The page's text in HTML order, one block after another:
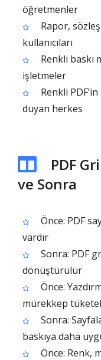
öğretmenler
Rapor,
kullanıcıları
Renkli baskı
işletmeler
Renkli
duyan herkes
PDF
ve Sonra
Önce: PDF
vardır
Sonra: PDF
dönüştürülür
Önce:
mürekkep
Sonra:
baskıya daha
Önce: Renk,